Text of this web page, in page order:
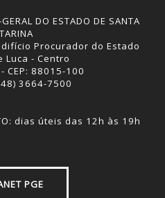
DO ESTADO DE SANTA
Procurador do Estado
Luca - Centro
CEP: 88015-100
3664-7500
dias úteis das 12h às 19h
PGE